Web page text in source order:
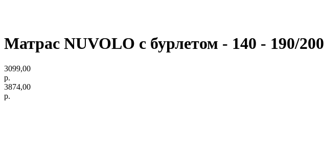
Матрас NUVOLO с бурлетом - 140 - 190/200
3099,00
р.
3874,00
р.